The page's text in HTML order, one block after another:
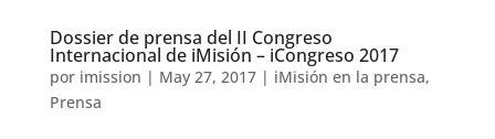
Dossier de prensa del II Congreso
Internacional de iMisión – iCongreso 2017
por imission | May 27, 2017| iMisión en la prensa,
Prensa